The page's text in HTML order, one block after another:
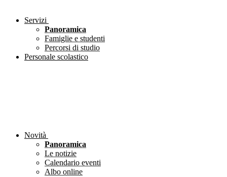
Servizi
Panoramica
Famiglie e studenti
Percorsi di studio
Personale scolastico
Novità
Panoramica
Le notizie
Calendario eventi
Albo online